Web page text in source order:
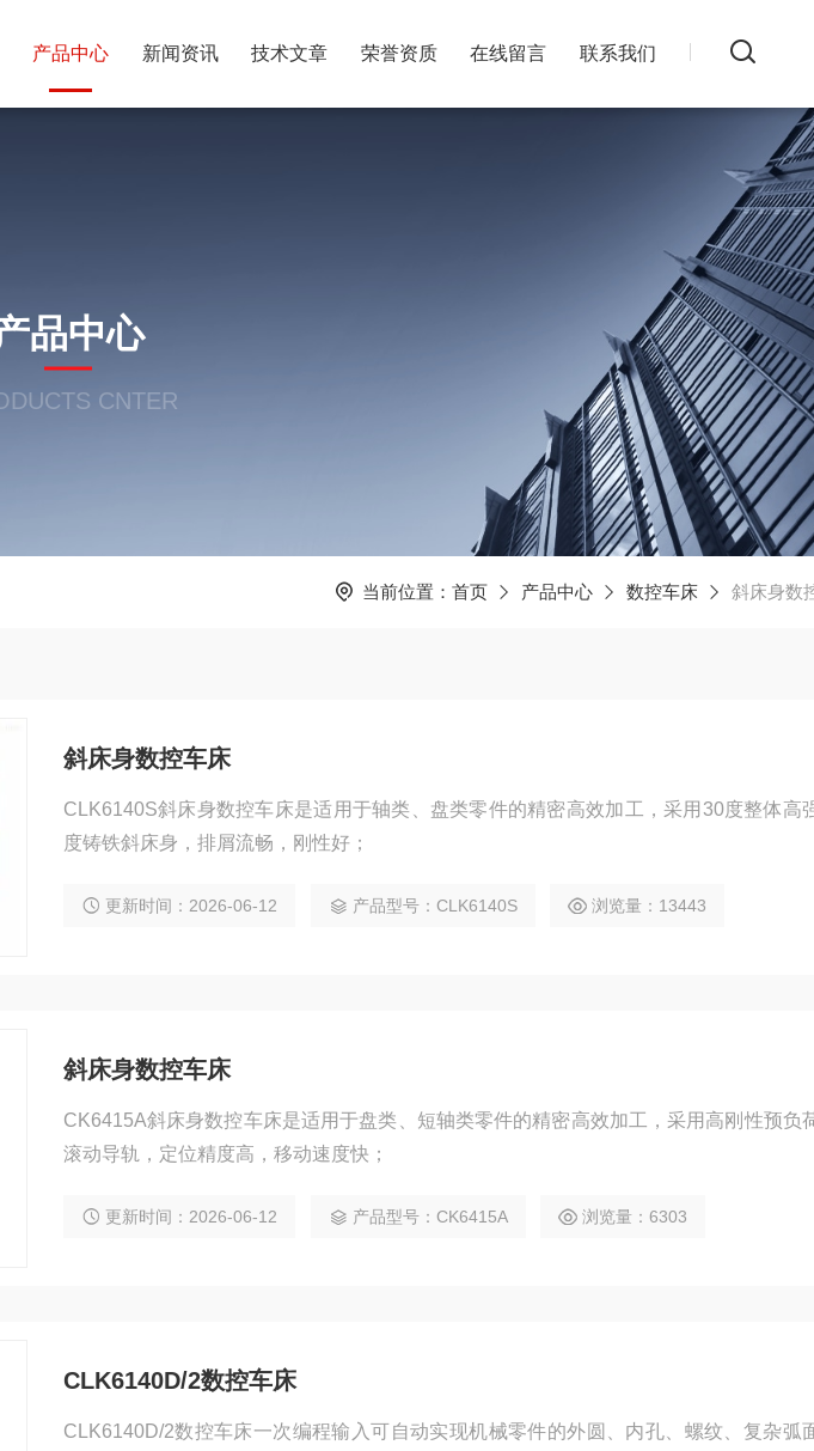
产品中心 新闻资讯 技术文章 荣誉资质 在线留言 联系我们
品中心
CNTER
当前位置： 首页 产品中心 数控车床 斜床身数
斜床身数控车床
CLK6140S斜床身数控车床是适用于轴类、盘类零件的精密高效加工，采用30度整体高
度铸铁斜床身，排屑流畅，刚性好；
更新时间：2026-06-12 产品型号：CLK6140S 浏览量：13443
斜床身数控车床
CK6415A斜床身数控车床是适用于盘类、短轴类零件的精密高效加工，采用高刚性预负
滚动导轨，定位精度高，移动速度快；
更新时间：2026-06-12 产品型号：CK6415A 浏览量：6303
CLK6140D/2数控车床
CLK6140D/2数控车床一次编程输入可自动实现机械零件的外圆、内孔、螺纹、复杂弧